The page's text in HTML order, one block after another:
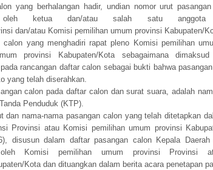
yang berhalangan hadir, undian nomor urut
oleh ketua dan/atau salah satu anggota
dan/atau Komisi pemilihan umum provinsi Kabupaten/
calon yang menghadiri rapat pleno Komisi pemilihan
provinsi Kabupaten/Kota sebagaimana
rancangan daftar calon sebagai bukti bahwa
yang telah diserahkan.
calon pada daftar calon dan surat suara, adalah
Penduduk (KTP).
dan nama-nama pasangan calon yang telah ditetapkan
Provinsi atau Komisi pemilihan umum provinsi
disusun dalam daftar pasangan calon Kepala
Komisi pemilihan umum provinsi Provinsi
Kota dan dituangkan dalam berita acara penetapan